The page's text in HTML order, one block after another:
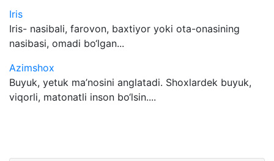
Iris
Iris- nasibali, farovon, baxtiyor yoki ota-onasining
nasibasi, omadi bo‘lgan...
Azimshox
Buyuk, yetuk ma’nosini anglatadi. Shoxlardek buyuk,
viqorli, matonatli inson bo‘lsin....